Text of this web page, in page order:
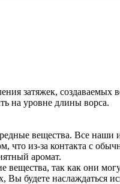
затяжек,
на уровне длины ворса.
вещества. Все
что из-за контакта с
аромат.
так как они
будете наслаждаться